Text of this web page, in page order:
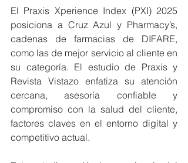
El Praxis Xperience Index (PXI) 2025
posiciona a Cruz Azul y Pharmacy’s,
cadenas de farmacias de DIFARE,
como las de mejor servicio al cliente en
su categoría. El estudio de Praxis y
Revista Vistazo enfatiza su atención
cercana, asesoría confiable y
compromiso con la salud del cliente,
factores claves en el entorno digital y
competitivo actual.